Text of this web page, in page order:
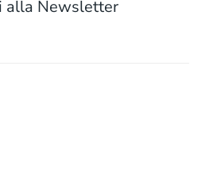
alla Newsletter